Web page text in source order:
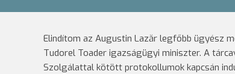
Elindítom az Augustin Lazăr legfőbb ügyész
Tudorel Toader igazságügyi miniszter. A
Szolgálattal kötött protokollumok kapcsán